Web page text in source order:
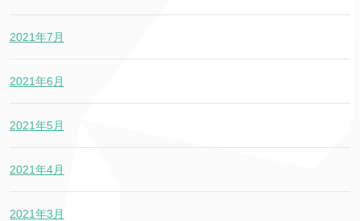
2021年7月
2021年6月
2021年5月
2021年4月
2021年3月